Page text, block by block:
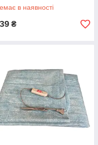
в наявності
₴